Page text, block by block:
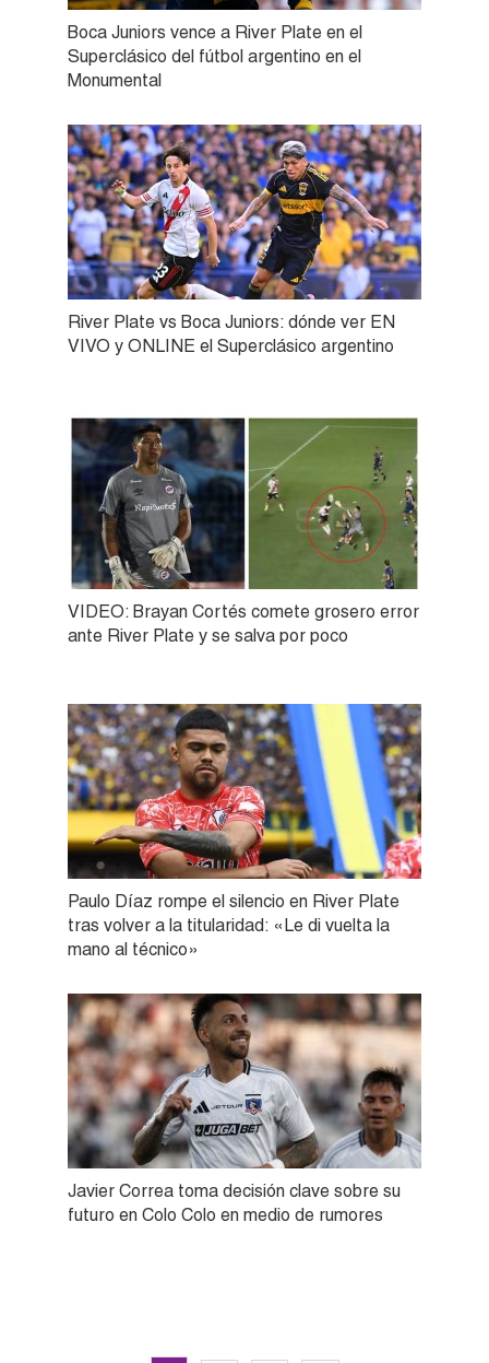
Boca Juniors vence a River Plate en el
Superclásico del fútbol argentino en el
Monumental
River Plate vs Boca Juniors: dónde ver EN
VIVO y ONLINE el Superclásico argentino
VIDEO: Brayan Cortés comete grosero error
ante River Plate y se salva por poco
Paulo Díaz rompe el silencio en River Plate
tras volver a la titularidad: «Le di vuelta la
mano al técnico»
Javier Correa toma decisión clave sobre su
futuro en Colo Colo en medio de rumores